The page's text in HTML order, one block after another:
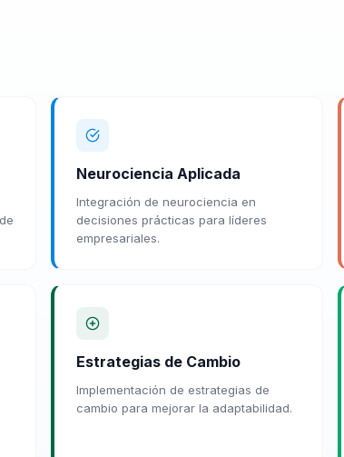
Neurociencia Aplicada
Integración de neurociencia en
decisiones prácticas para líderes
empresariales.
Estrategias de Cambio
Implementación de estrategias de
cambio para mejorar la adaptabilidad.